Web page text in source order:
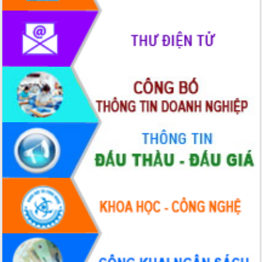
phát triển mới
Thường trực HĐND tỉnh Đắk Lắk gặp
mặt Đoàn chuyên gia y tế TP. Hồ Chí
Lễ truy điệu và an táng hài cốt liệt sĩ
tại Nghĩa trang Liệt sĩ xã Sơn Hòa
Bàn giải pháp tháo gỡ khó khăn trong
xuất khẩu sầu riêng và triển khai quy
định EUDR
Thứ trưởng Bộ Nông nghiệp và Môi
trường Nguyễn Hoàng Hiệp khảo sát
vùng trồng và doanh nghiệp đóng gói
sầu riêng tại Đắk Lắk
Trình diễn nghệ thuật chế biến các
món ăn từ sầu riêng
Đắk Lắk công bố Quy hoạch và xúc
tiến đầu tư tỉnh
Ngành cá ngừ Đắk Lắk chủ động thích
ứng để giữ vững thị trường xuất khẩu
Diễn đàn Kinh tế tư nhân Việt Nam đột